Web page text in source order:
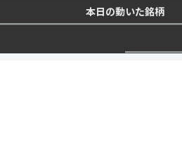
本日の動いた銘柄